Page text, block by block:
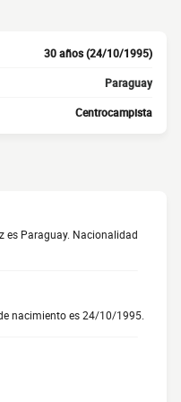
30 años (24/10/1995)
Paraguay
Centrocampista
es Paraguay. Nacionalidad
nacimiento es 24/10/1995.